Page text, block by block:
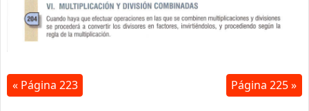
« Página 223 Página 225 »